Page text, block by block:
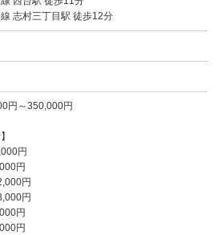
志村三丁目駅 徒歩12分
円～350,000円
円
円
円
円
円
円